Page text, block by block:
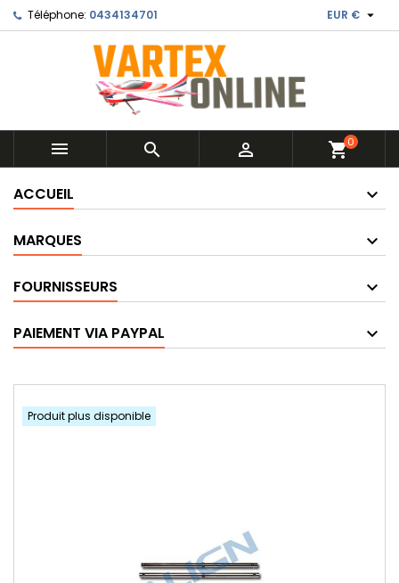
Téléphone: 0434134701 EUR € 
   shopping_cart0
ACCUEIL
MARQUES
FOURNISSEURS
PAIEMENT VIA PAYPAL
Produit plus disponible